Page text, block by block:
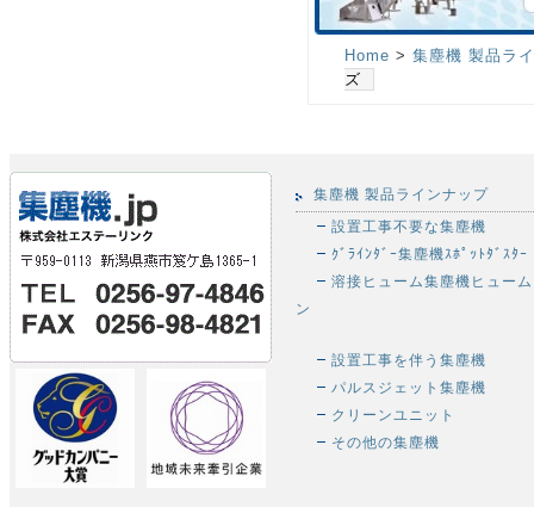
Home > 集塵機 製品ラ
ズ
集塵機 製品ラインナップ
設置工事不要な集塵機
ｸﾞﾗｲﾝﾀﾞｰ集塵機ｽﾎﾟｯﾄﾀﾞｽﾀｰ
溶接ヒューム集塵機ヒュー
ン
設置工事を伴う集塵機
パルスジェット集塵機
クリーンユニット
その他の集塵機